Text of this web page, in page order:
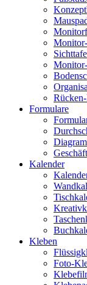
Formulare
Kalender
Kleben
Foto-